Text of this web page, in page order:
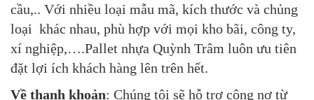
cầu,.. Với nhiều loại mẫu mã, kích thước và chủng
loại khác nhau, phù hợp với mọi kho bãi, công ty,
xí nghiệp,….Pallet nhựa Quỳnh Trâm luôn ưu tiên
đặt lợi ích khách hàng lên trên hết.
Về thanh khoản: Chúng tôi sẽ hỗ trợ công nợ từ